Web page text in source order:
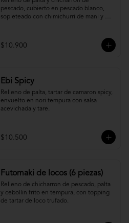
pescado, cubierto en pescado blanco,
sopleteado con chimichurri de mani y
$10.900
Ebi Spicy
Relleno de palta, tartar de camaron spicy,
envuelto en nori tempura con salsa
acevichada y tare.
$10.500
Futomaki de locos (6 piezas)
Relleno de chicharron de pescado, palta
y cebollin frito en tempura, con topping
de tartar de loco trufado.